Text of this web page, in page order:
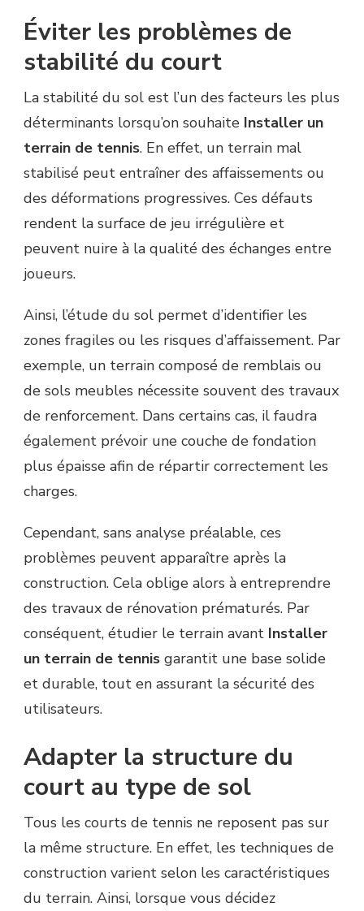
Éviter les problèmes de
stabilité du court
La stabilité du sol est l’un des facteurs les plus
déterminants lorsqu’on souhaite Installer un
terrain de tennis. En effet, un terrain mal
stabilisé peut entraîner des affaissements ou
des déformations progressives. Ces défauts
rendent la surface de jeu irrégulière et
peuvent nuire à la qualité des échanges entre
joueurs.
Ainsi, l’étude du sol permet d’identifier les
zones fragiles ou les risques d’affaissement. Par
exemple, un terrain composé de remblais ou
de sols meubles nécessite souvent des travaux
de renforcement. Dans certains cas, il faudra
également prévoir une couche de fondation
plus épaisse afin de répartir correctement les
charges.
Cependant, sans analyse préalable, ces
problèmes peuvent apparaître après la
construction. Cela oblige alors à entreprendre
des travaux de rénovation prématurés. Par
conséquent, étudier le terrain avant Installer
un terrain de tennis garantit une base solide
et durable, tout en assurant la sécurité des
utilisateurs.
Adapter la structure du
court au type de sol
Tous les courts de tennis ne reposent pas sur
la même structure. En effet, les techniques de
construction varient selon les caractéristiques
du terrain. Ainsi, lorsque vous décidez